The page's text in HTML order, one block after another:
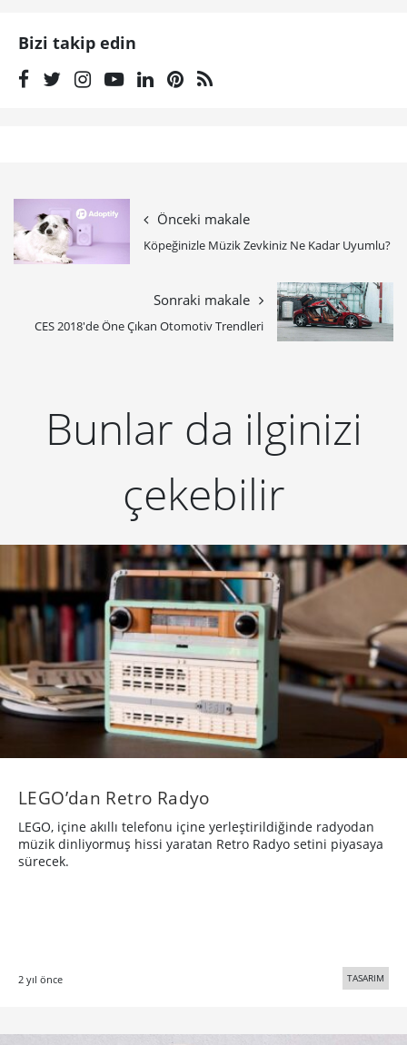
Bizi takip edin
Önceki makale
Köpeğinizle Müzik Zevkiniz Ne Kadar Uyumlu?
Sonraki makale
CES 2018'de Öne Çıkan Otomotiv Trendleri
Bunlar da ilginizi
çekebilir
LEGO’dan Retro Radyo
LEGO, içine akıllı telefonu içine yerleştirildiğinde radyodan
müzik dinliyormuş hissi yaratan Retro Radyo setini piyasaya
sürecek.
2 yıl önce TASARIM